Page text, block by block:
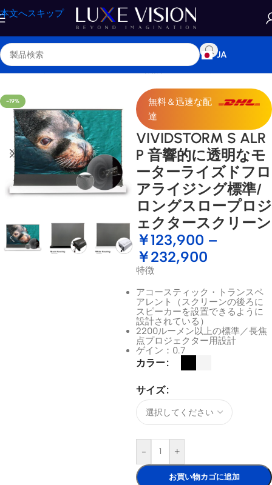
本文へスキップ
JA
ロジェクタースクリーン/標準 / 長焦点プロジェクタースクリーン
-19%
無料＆迅速な配
達
VIVIDSTORM S ALR
P 音響的に透明なモ
ーターライズドフロ
アライジング標準/
ロングスロープロジ
ェクタースクリーン
￥123,900 –
￥232,900
特徴
アコースティック・トランスペ
アレント（スクリーンの後ろに
スピーカーを設置できるように
設計されている）
2200ルーメン以上の標準／長焦
点プロジェクター用設計
ゲイン：0.7
カラー
サイズ
- +
お買い物カゴに追加